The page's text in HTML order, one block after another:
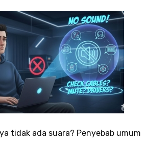
tidak ada suara? Penyebab umum